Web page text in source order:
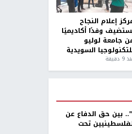
إعلام النجاح
وفدًا أكاديميًا
جامعة لوليو
السويدية
دقيقة
بين حق الدفاع عن
تحت